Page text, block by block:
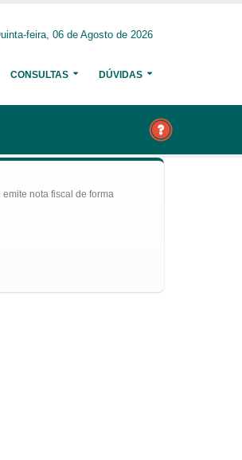
feira, 06 de Agosto de 2026
CONSULTAS DÚVIDAS
nota fiscal de forma